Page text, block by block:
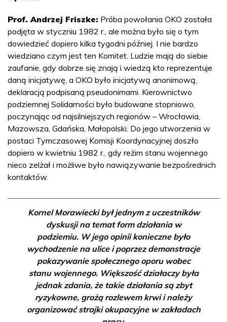
Prof. Andrzej Friszke: Próba powołania OKO została
podjęta w styczniu 1982 r., ale można było się o tym
dowiedzieć dopiero kilka tygodni później. I nie bardzo
wiedziano czym jest ten Komitet. Ludzie mają do siebie
zaufanie, gdy dobrze się znają i wiedzą kto reprezentuje
daną inicjatywę, a OKO było inicjatywą anonimową,
deklaracją podpisaną pseudonimami. Kierownictwo
podziemnej Solidarności było budowane stopniowo,
poczynając od najsilniejszych regionów – Wrocławia,
Mazowsza, Gdańska, Małopolski. Do jego utworzenia w
postaci Tymczasowej Komisji Koordynacyjnej doszło
dopiero w kwietniu 1982 r., gdy reżim stanu wojennego
nieco zelżał i możliwe było nawiązywanie bezpośrednich
kontaktów.
Kornel Morawiecki był jednym z uczestników
dyskusji na temat form działania w
podziemiu. W jego opinii konieczne było
wychodzenie na ulice i poprzez demonstracje
pokazywanie społecznego oporu wobec
stanu wojennego. Większość działaczy była
jednak zdania, że takie działania są zbyt
ryzykowne, grożą rozlewem krwi i należy
organizować strajki okupacyjne w zakładach